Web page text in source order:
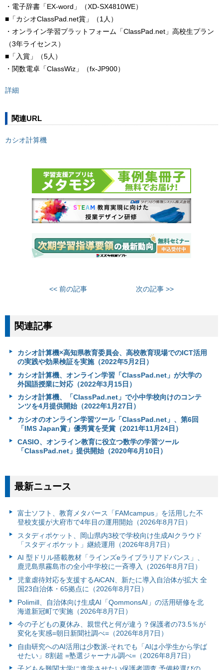
・電子辞書「EX-word」（XD-SX4810WE）
■「カシオClassPad.net賞」（1人）
・オンライン学習プラットフォーム「ClassPad.net」高校生プラン
（3年ライセンス）
■「入賞」（5人）
・関数電卓「ClassWiz」（fx-JP900）
詳細
関連URL
カシオ計算機
<< 前の記事 次の記事 >>
関連記事
カシオ計算機×高知県教育委員会、高校教育現場でのICT活用
の実践や効果検証を実施（2022年5月2日）
カシオ計算機、オンライン学習「ClassPad.net」が大学の
外国語授業に対応（2022年3月15日）
カシオ計算機、「ClassPad.net」で小中学校向けのコンテ
ンツを4月提供開始（2022年1月27日）
カシオのオンライン学習ツール「ClassPad.net」、第6回
「IMS Japan賞」優秀賞を受賞（2021年11月24日）
CASIO、オンライン教育に役立つ数学の学習ツール
「ClassPad.net」提供開始（2020年6月10日）
最新ニュース
富⼠ソフト、教育メタバース「FAMcampus」を活用した不
登校支援が大府市で4年目の運用開始（2026年8月7日）
スタディポケット、岡山県内3校で学校向け生成AIクラウド
「スタディポケット」継続運用（2026年8月7日）
AI 型ドリル搭載教材「ラインズeライブラリアドバンス」、
鹿児島県霧島市の全小中学校に一斉導入（2026年8月7日）
児童虐待対応を支援するAiCAN、新たに導入自治体が拡大 全
国23自治体・65拠点に（2026年8月7日）
Polimill、自治体向け生成AI「QommonsAI」の活用研修を北
海道新冠町で実施（2026年8月7日）
今の子どもの夏休み、親世代と何が違う？保護者の73.5％が
変化を実感=朝日新聞社調べ=（2026年8月7日）
自由研究へのAI活用は少数派-それでも「AIは小学生から学ば
せたい」8割超 =塾選ジャーナル調べ=（2026年8月7日）